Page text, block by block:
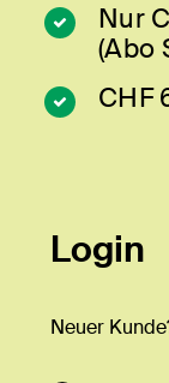
Nur
(Abo
CHF
Login
Neuer